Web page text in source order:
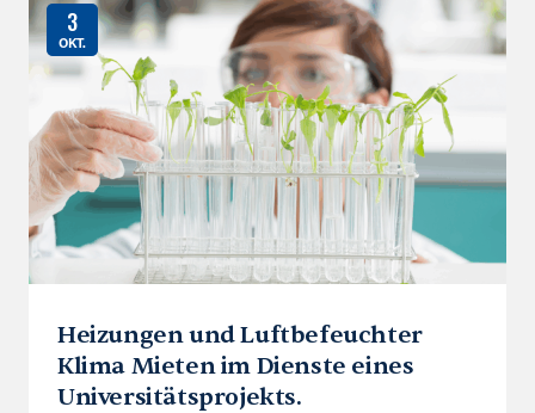
3
OKT.
Heizungen und Luftbefeuchter
Klima Mieten im Dienste eines
Universitätsprojekts.